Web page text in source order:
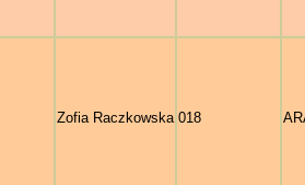
Zofia Raczkowska 018